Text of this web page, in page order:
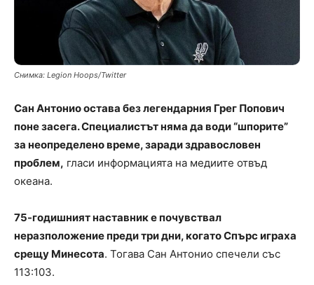
Снимка: Legion Hoops/Twitter
Сан Антонио остава без легендарния Грег Попович
поне засега. Специалистът няма да води “шпорите”
за неопределено време, заради здравословен
проблем, гласи информацията на медиите отвъд
океана.
75-годишният наставник е почувствал
неразположение преди три дни, когато Спърс играха
срещу Минесота. Тогава Сан Антонио спечели със
113:103.